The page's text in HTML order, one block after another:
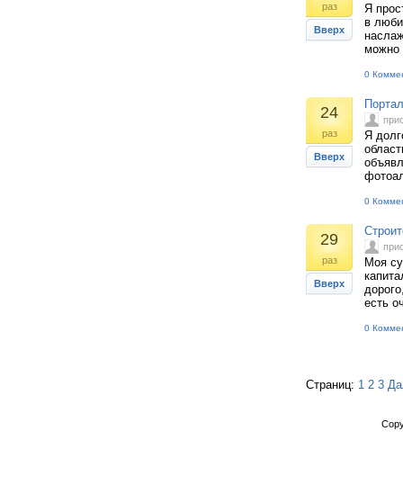
раз
Вверх
Я
в
можно
0
24
раз
Вверх
Я
0
29
раз
Вверх
Моя
есть
0
Страниц: 1 2 3